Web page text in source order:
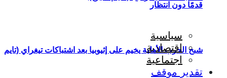
شبح الحرب الأهلية يخيم على إثيوبيا بعد اشتباكات تيغراي (تايم
قدمًا دون انتظار
سياسية
اقتصادية
اجتماعية
تقدير موقف